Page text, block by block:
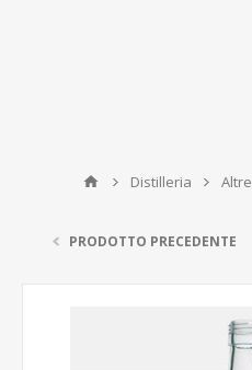
Distilleria Altre
PRODOTTO PRECEDENTE